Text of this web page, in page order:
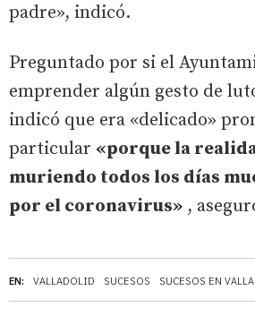
EN: VALLADOLID SUCESOS SUCESOS EN
padre», indicó.
Preguntado por si el
emprender algún gesto de
indicó que era «delicado»
particular «porque la
muriendo todos los días
por el coronavirus» ,